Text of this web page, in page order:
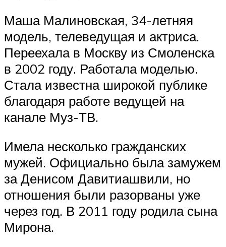
Маша Малиновская, 34-летняя
модель, телеведущая и актриса.
Переехала в Москву из Смоленска
в 2002 году. Работала моделью.
Стала известна широкой публике
благодаря работе ведущей на
канале Муз-ТВ.
Имела несколько гражданских
мужей. Официально была замужем
за Денисом Давитиашвили, но
отношения были разорваны уже
через год. В 2011 году родила сына
Мирона.